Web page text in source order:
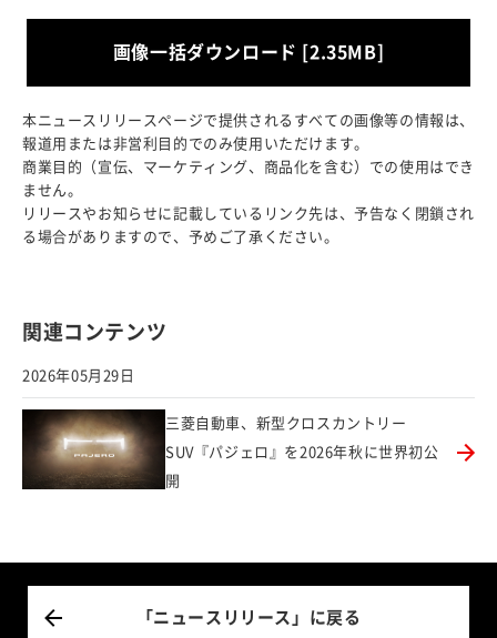
画像一括ダウンロード [2.35MB]
本ニュースリリースページで提供されるすべての画像等の情報は、
報道用または非営利目的でのみ使用いただけます。
商業目的（宣伝、マーケティング、商品化を含む）での使用はでき
ません。
リリースやお知らせに記載しているリンク先は、予告なく閉鎖され
る場合がありますので、予めご了承ください。
関連コンテンツ
2026年05月29日
三菱自動車、新型クロスカントリー
SUV『パジェロ』を2026年秋に世界初公
開
「ニュースリリース」に戻る